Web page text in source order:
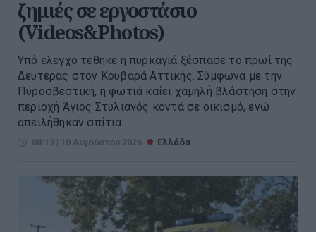
ζημιές σε εργοστάσιο
(Videos&Photos)
Υπό έλεγχο τέθηκε η πυρκαγιά ξέσπασε το πρωί της
Δευτέρας στον Κουβαρά Αττικής. Σύμφωνα με την
Πυροσβεστική, η φωτιά καίει χαμηλή βλάστηση στην
περιοχή Άγιος Στυλιανός κοντά σε οικισμό, ενώ
απειλήθηκαν σπίτια. ...
08:19 | 10 Αυγούστου 2026 Ελλάδα